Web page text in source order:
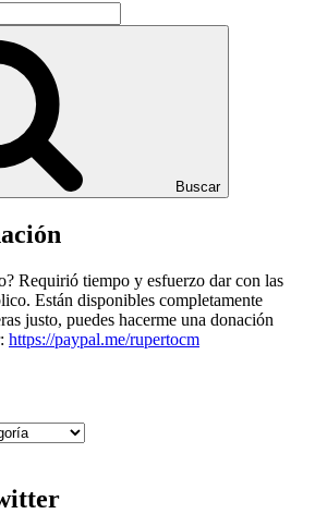
Buscar
Requirió tiempo y esfuerzo dar con las
Están disponibles completamente
justo, puedes hacerme una donación
https://paypal.me/rupertocm